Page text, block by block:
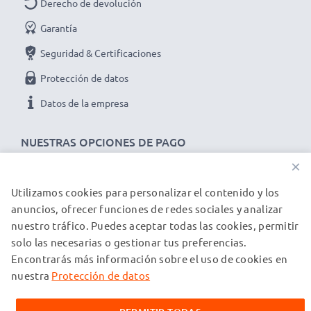
NUESTRAS OPCIONES DE PAGO
Derecho de devolución
Garantía
Seguridad & Certificaciones
Protección de datos
Datos de la empresa
NUESTROS PARTNERS DE ENVÍO
© subtel.es 2026
Todos los precios incluyen IVA y excluyen los costos de envío.
Tenga en cuenta que todas las marcas registradas que
mencionan en nuestras páginas web exclusivamente para
×
Utilizamos cookies para personalizar el contenido y los
anuncios, ofrecer funciones de redes sociales y analizar
nuestro tráfico. Puedes aceptar todas las cookies, permitir
solo las necesarias o gestionar tus preferencias.
Encontrarás más información sobre el uso de cookies en
nuestra Protección de datos